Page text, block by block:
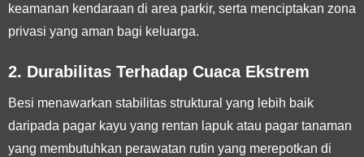
keamanan kendaraan di area parkir, serta menciptakan zona
privasi yang aman bagi keluarga.
2. Durabilitas Terhadap Cuaca Ekstrem
Besi menawarkan stabilitas struktural yang lebih baik
daripada pagar kayu yang rentan lapuk atau pagar tanaman
yang membutuhkan perawatan rutin yang merepotkan di